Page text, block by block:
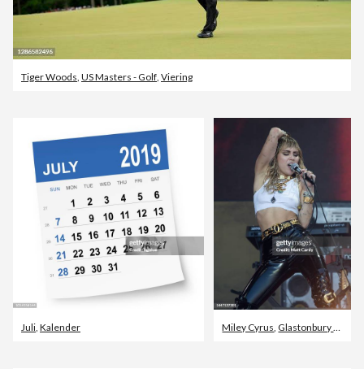
Tiger Woods, US Masters - Golf, Viering
Juli Kalender Miley Cyrus Glastonbury Festival